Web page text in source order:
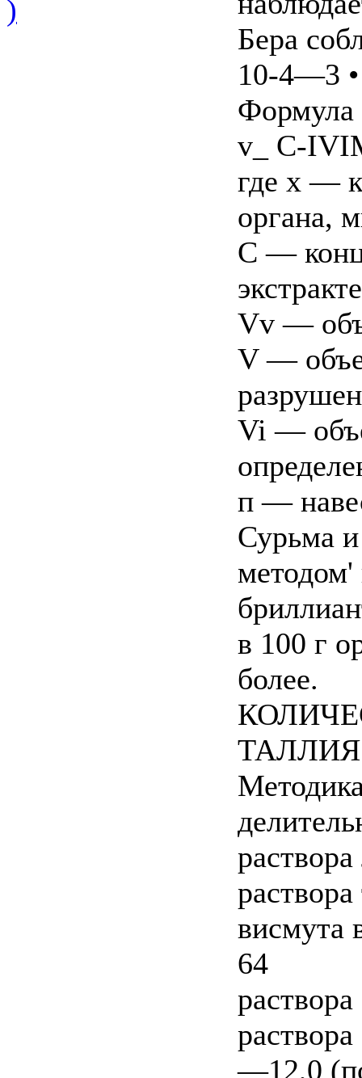
)
Бера
10-4—3
Формула
v_ C-
где х —
органа,
С —
Vv —
V —
Vi —
п —
Сурьма
в 100 г
более.
висмута
64
—12,0